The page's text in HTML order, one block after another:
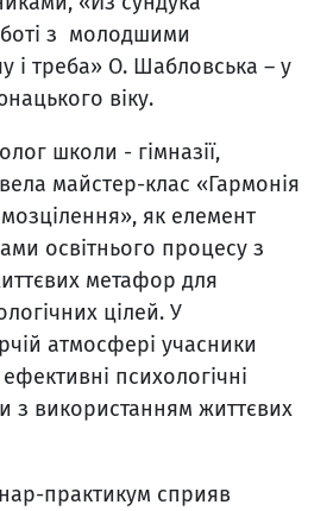
з молодшими
і треба» О. Шабловська – у
віку.
школи - гімназії,
майстер-клас «Гармонія
як елемент
освітнього процесу з
метафор для
цілей. У
атмосфері учасники
психологічні
з використанням життєвих
практикум сприяв